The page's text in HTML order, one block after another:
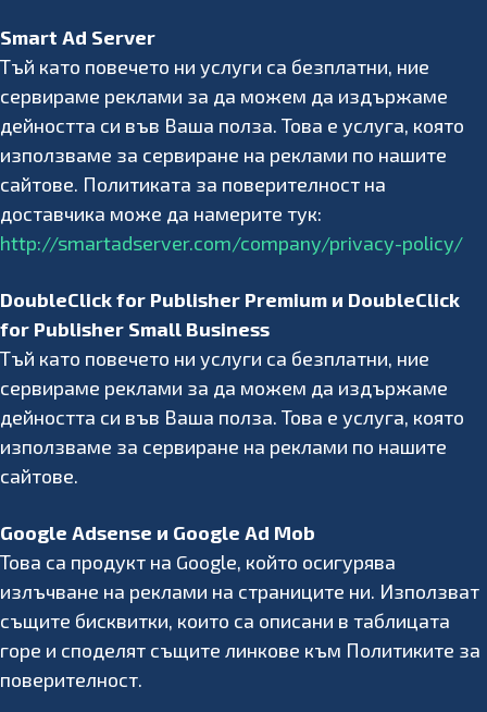
Smart Ad Server
Тъй като повечето ни услуги са безплатни, ние
сервираме реклами за да можем да издържаме
дейността си във Ваша полза. Това е услуга, която
използваме за сервиране на реклами по нашите
сайтове. Политиката за поверителност на
доставчика може да намерите тук:
http://smartadserver.com/company/privacy-policy/
DoubleClick for Publisher Premium и DoubleClick
for Publisher Small Business
Тъй като повечето ни услуги са безплатни, ние
сервираме реклами за да можем да издържаме
дейността си във Ваша полза. Това е услуга, която
използваме за сервиране на реклами по нашите
сайтове.
Google Adsense и Google Ad Mob
Това са продукт на Google, който осигурява
излъчване на реклами на страниците ни. Използват
същите бисквитки, които са описани в таблицата
горе и споделят същите линкове към Политиките за
поверителност.